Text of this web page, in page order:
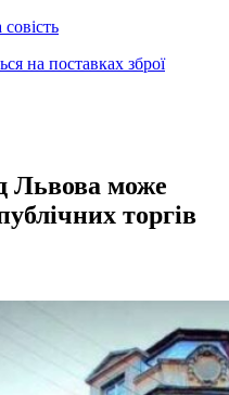
на поставках зброї
Львова може
торгів